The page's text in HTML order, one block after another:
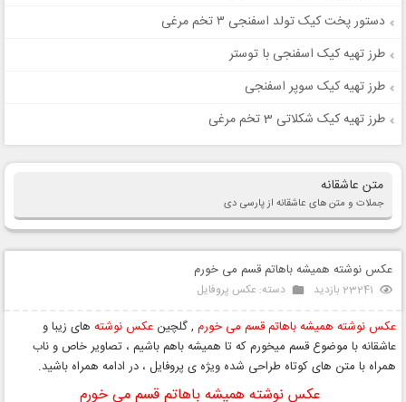
دستور پخت کیک تولد اسفنجی ۳ تخم مرغی
طرز تهیه کیک اسفنجی با توستر
طرز تهیه کیک سوپر اسفنجی
طرز تهیه کیک شکلاتی 3 تخم مرغی
متن عاشقانه
جملات و متن های عاشقانه از پارسی دی
عکس نوشته همیشه باهاتم قسم می خورم
23241 بازدید دسته: عکس پروفایل
عکس نوشته همیشه باهاتم قسم می خورم , گلچین عکس نوشته های زیبا و
عاشقانه با موضوع قسم میخورم که تا همیشه باهم باشیم ، تصاویر خاص و ناب
همراه با متن های کوتاه طراحی شده ویژه ی پروفایل ، در ادامه همراه باشید.
عکس نوشته همیشه باهاتم قسم می خورم